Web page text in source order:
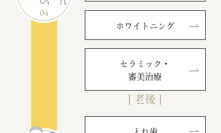
ホワイトニング
セラミック・
審美治療
[ 老後 ]